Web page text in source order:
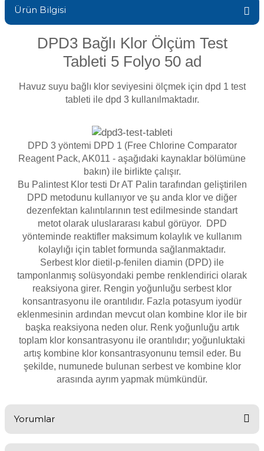
Wtr Havuz
Toz Ph+ Yükseltici
Wtr Havuz Kimyasalları Setleri
Yosun Öldürücü
Alkalinite Düşürücü
Ayak Dezenfektanı
e Pool Expert
Havuz Filtre
Havuz Kış Kimyasalı
Kalsiyum Hipoklorit
Süper Pool
Temizleyici
Havuz Vana
Havuz Isıtma
Havuz Sarf
Havuz
Bahçe Süs Havuzu
Ayak Havuzu
Bahçe Havuz
Ürün Bilgisi
DPD3 Bağlı Klor Ölçüm Test
Tableti 5 Folyo 50 ad
Havuz suyu bağlı klor seviyesini ölçmek için dpd 1 test
tableti ile dpd 3 kullanılmaktadır.
DPD 3 yöntemi DPD 1 (Free Chlorine Comparator
Reagent Pack, AK011 - aşağıdaki kaynaklar bölümüne
bakın) ile birlikte çalışır.
Bu Palintest Klor testi Dr AT Palin tarafından geliştirilen
DPD metodunu kullanıyor ve şu anda klor ve diğer
dezenfektan kalıntılarının test edilmesinde standart
metot olarak uluslararası kabul görüyor. DPD
yönteminde reaktifler maksimum kolaylık ve kullanım
kolaylığı için tablet formunda sağlanmaktadır.
Serbest klor dietil-p-fenilen diamin (DPD) ile
tamponlanmış solüsyondaki pembe renklendirici olarak
reaksiyona girer. Rengin yoğunluğu serbest klor
konsantrasyonu ile orantılıdır. Fazla potasyum iyodür
eklenmesinin ardından mevcut olan kombine klor ile bir
başka reaksiyona neden olur. Renk yoğunluğu artık
toplam klor konsantrasyonu ile orantılıdır; yoğunluktaki
artış kombine klor konsantrasyonunu temsil eder. Bu
şekilde, numunede bulunan serbest ve kombine klor
arasında ayrım yapmak mümkündür.
Yorumlar